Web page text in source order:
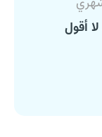
أقول